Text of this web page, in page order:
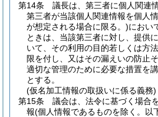
第14条
議長は、第三者に個人関連
第三者が当該個人関連情報を個人
が想定される場合に限る。)におい
ときは、当該第三者に対し、提供
いて、その利用の目的若しくは方
限を付し、又はその漏えいの防止
適切な管理のために必要な措置を
とする。
(仮名加工情報の取扱いに係る義務)
第15条
議会は、法令に基づく場合
報(個人情報であるものを除く。以